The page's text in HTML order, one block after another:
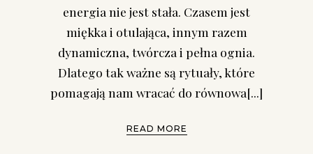
energia nie jest stała. Czasem jest
miękka i otulająca, innym razem
dynamiczna, twórcza i pełna ognia.
Dlatego tak ważne są rytuały, które
pomagają nam wracać do równowa[...]
READ MORE